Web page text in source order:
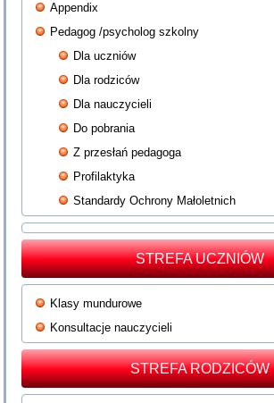
Appendix
Pedagog /psycholog szkolny
Dla uczniów
Dla rodziców
Dla nauczycieli
Do pobrania
Z przesłań pedagoga
Profilaktyka
Standardy Ochrony Małoletnich
STREFA UCZNIÓW
Klasy mundurowe
Konsultacje nauczycieli
STREFA RODZICÓW